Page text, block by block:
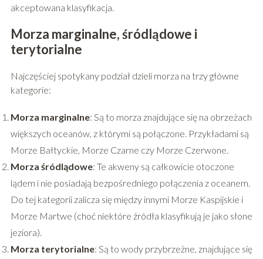
akceptowana klasyfikacja.
Morza marginalne, śródlądowe i
terytorialne
Najczęściej spotykany podział dzieli morza na trzy główne
kategorie:
Morza marginalne: Są to morza znajdujące się na obrzeżach
większych oceanów, z którymi są połączone. Przykładami są
Morze Bałtyckie, Morze Czarne czy Morze Czerwone.
Morza śródlądowe: Te akweny są całkowicie otoczone
lądem i nie posiadają bezpośredniego połączenia z oceanem.
Do tej kategorii zalicza się między innymi Morze Kaspijskie i
Morze Martwe (choć niektóre źródła klasyfikują je jako słone
jeziora).
Morza terytorialne: Są to wody przybrzeżne, znajdujące się